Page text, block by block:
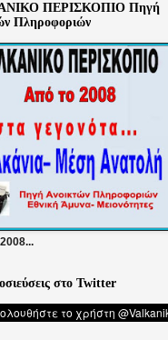
ΠΕΡΙΣΚΟΠΙΟ Πηγή
Πληροφοριών
στο Twitter